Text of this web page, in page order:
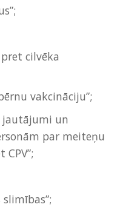
cilvēka
vakcināciju”;
jautājumi un
par meiteņu